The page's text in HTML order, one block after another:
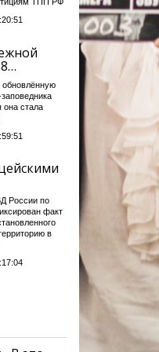
обновлённую
она стала
России по
факт
в